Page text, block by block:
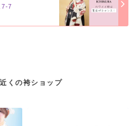
7
近くの袴ショップ